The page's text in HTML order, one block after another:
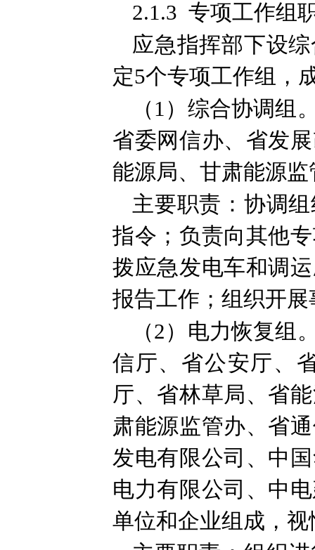
2.1.3 专项工作组
应急指挥部下设
定5个专项工作组，
（1）综合协调组
省委网信办、省发
能源局、甘肃能源
主要职责：协调
指令；负责向其他
拨应急发电车和调
报告工作；组织开
（2）电力恢复组
信厅、省公安厅、
厅、省林草局、省
肃能源监管办、省
发电有限公司、中
电力有限公司、中
单位和企业组成，